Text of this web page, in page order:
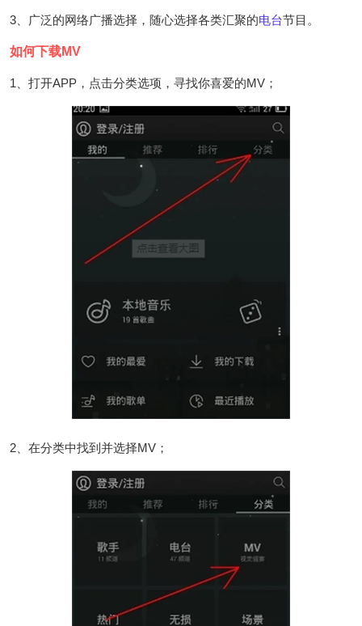
3、广泛的网络广播选择，随心选择各类汇聚的电台节目。
如何下载MV
1、打开APP，点击分类选项，寻找你喜爱的MV；
2、在分类中找到并选择MV；